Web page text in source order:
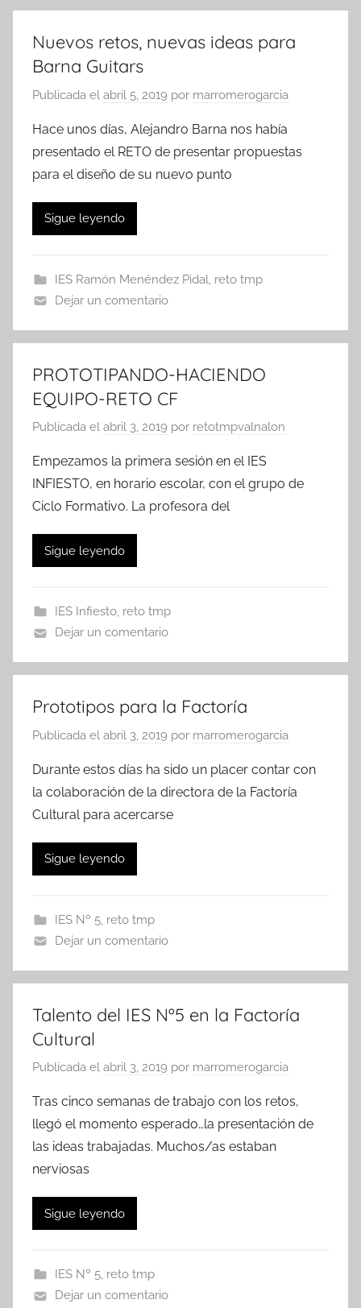
Nuevos retos, nuevas ideas para
Barna Guitars
Publicada el abril 5, 2019 por marromerogarcia
Hace unos días, Alejandro Barna nos había
presentado el RETO de presentar propuestas
para el diseño de su nuevo punto
Sigue leyendo
IES Ramón Menéndez Pidal reto tmp
Dejar un comentario
PROTOTIPANDO-HACIENDO
EQUIPO-RETO CF
Publicada el abril 3, 2019 por retotmpvalnalon
Empezamos la primera sesión en el IES
INFIESTO, en horario escolar, con el grupo de
Ciclo Formativo. La profesora del
Sigue leyendo
IES Infiesto, reto tmp
Dejar un comentario
Prototipos para la Factoría
Publicada el abril 3, 2019 por marromerogarcia
Durante estos días ha sido un placer contar con
la colaboración de la directora de la Factoría
Cultural para acercarse
Sigue leyendo
IES Nº 5, reto tmp
Dejar un comentario
Talento del IES Nº5 en la Factoría
Cultural
Publicada el abril 3, 2019 por marromerogarcia
Tras cinco semanas de trabajo con los retos,
llegó el momento esperado…la presentación de
las ideas trabajadas. Muchos/as estaban
nerviosas
Sigue leyendo
IES Nº 5, reto tmp
Dejar un comentario